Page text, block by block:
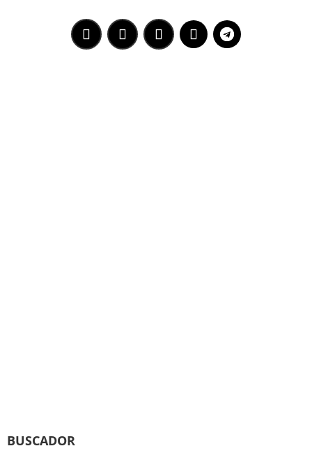
BUSCADOR